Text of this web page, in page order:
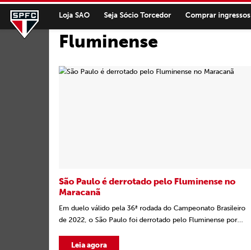
Loja SAO Seja Sócio Torcedor Comprar ingressos
Fluminense
São Paulo é derrotado pelo Fluminense no
Maracanã
Em duelo válido pela 36ª rodada do Campeonato Brasileiro
de 2022, o São Paulo foi derrotado pelo Fluminense por...
Leia agora